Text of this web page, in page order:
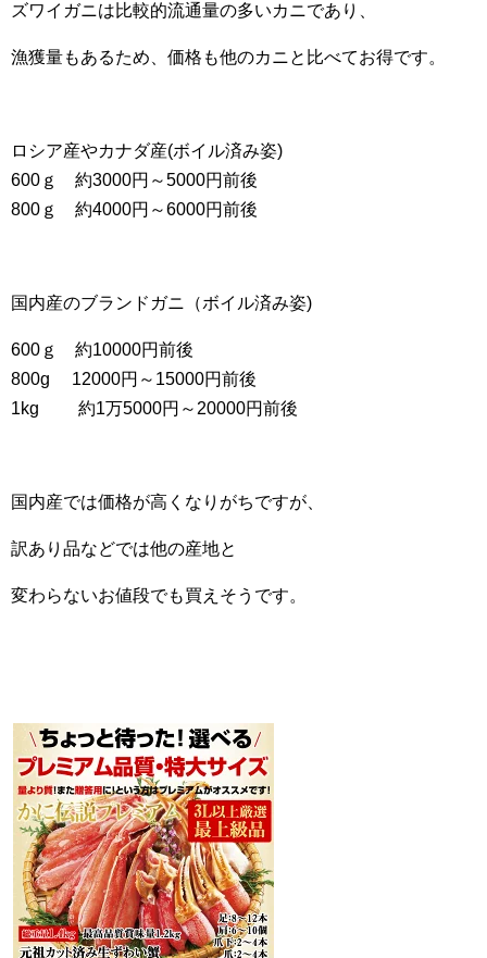
ズワイガニは比較的流通量の多いカニであり、
漁獲量もあるため、価格も他のカニと比べてお得です。
ロシア産やカナダ産(ボイル済み姿)
600ｇ 約3000円～5000円前後
800ｇ 約4000円～6000円前後
国内産のブランドガニ（ボイル済み姿)
600ｇ 約10000円前後
800g 12000円～15000円前後
1kg 約1万5000円～20000円前後
国内産では価格が高くなりがちですが、
訳あり品などでは他の産地と
変わらないお値段でも買えそうです。